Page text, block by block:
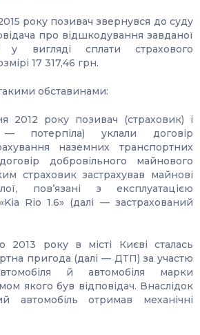
року позивач звернувся до суду
про відшкодування завданої
вигляді сплати страхового
17 317,46 грн.
обставинами:
2012 року позивач (страховик) і
потерпіла) уклали договір
наземних транспортних
добровільного майнового
страховик застрахував майнові
пов’язані з експлуатацією
Rio 1.6» (далі — застрахований
2013 року в місті Києві сталась
пригода (далі — ДТП) за участю
й автомобіля марки
якого був відповідач. Внаслідок
автомобіль отримав механічні